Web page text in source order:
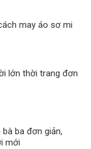
may áo sơ mi
lớn thời trang đơn
ba đơn giản,
mới